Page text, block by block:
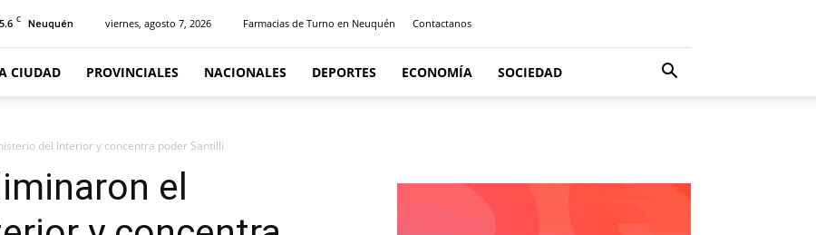
5.6 C Neuquén viernes, agosto 7, 2026 Farmacias de Turno en Neuquén Contactanos
CIUDAD PROVINCIALES NACIONALES DEPORTES ECONOMÍA SOCIEDAD
del Interior y concentra poder Santilli
el